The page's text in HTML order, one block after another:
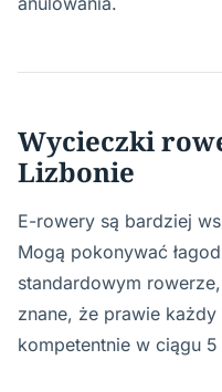
Wycieczki
Lizbonie
E-rowery są bardziej
Mogą pokonywać
standardowym
znane, że prawie każdy
kompetentnie w ciągu 5